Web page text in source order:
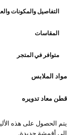
التفاصيل والمكونات
المقاسات
متوافر في المتجر
مواد الملابس
قطن معاد تدويره
يتم الحصول على هذه
إلى أقمشة جديدة.